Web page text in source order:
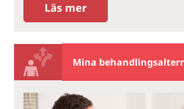
Läs mer
Mina